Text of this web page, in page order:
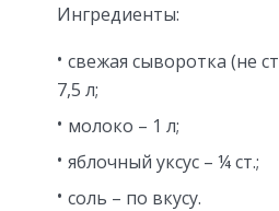
Ингредиенты:
свежая сыворотка (не
7,5 л;
молоко – 1 л;
яблочный уксус – ¼ ст.;
соль – по вкусу.